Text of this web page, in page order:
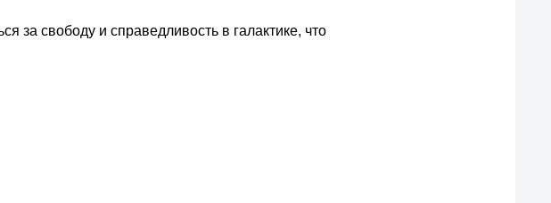
за свободу и справедливость в галактике, что